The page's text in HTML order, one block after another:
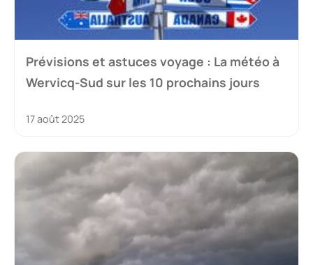
Prévisions et astuces voyage : La météo à
Wervicq-Sud sur les 10 prochains jours
17 août 2025